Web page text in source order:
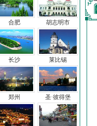
合肥
长沙
郑州
胡志明市
莱比锡
圣·彼得堡